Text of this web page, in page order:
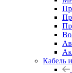
Кабель